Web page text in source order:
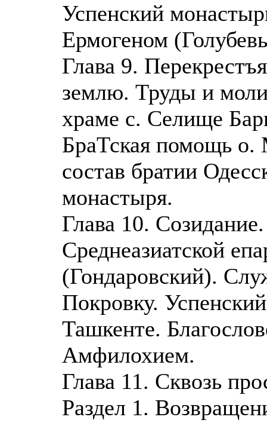
Успенский
Ермогеном
Глава 9.
землю. Труды и
храме с. Селище
БраТская помощь о.
состав братии
монастыря.
Глава 10.
Среднеазиатской
(Гондаровский).
Покровку.
Ташкенте.
Амфилохием.
Глава 11. Сквозь
Раздел 1.